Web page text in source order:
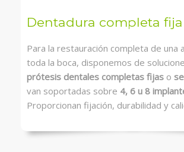
Dentadura completa fija
Para la restauración completa de una
toda la boca, disponemos de
prótesis dentales completas fijas o
van soportadas sobre 4, 6 u 8
Proporcionan fijación, durabilidad y